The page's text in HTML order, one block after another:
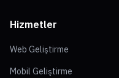
Hizmetler
Web Geliştirme
Mobil Geliştirme